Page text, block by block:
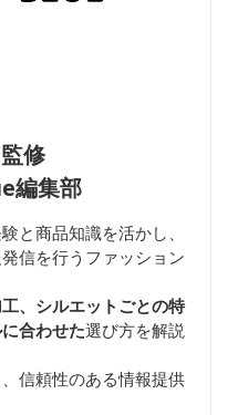
修
編集部
と商品知識を活かし、
信を行うファッション
、シルエットごとの特
合わせた選び方を解説
信頼性のある情報提供